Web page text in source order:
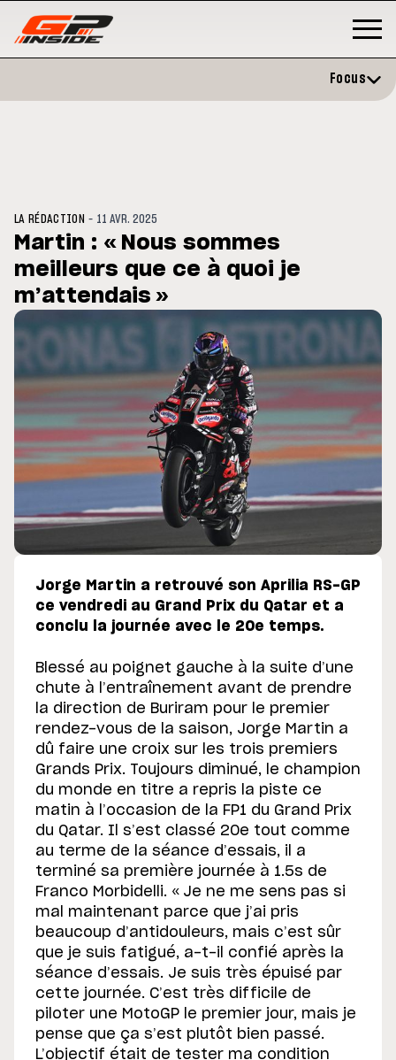
: Horaires et
du GP de Grande-
MOTO GP
Focus
LA RÉDACTION - 11 AVR. 2025
Martin : « Nous sommes
meilleurs que ce à quoi je
m’attendais »
Jorge Martin a retrouvé son Aprilia RS-GP
ce vendredi au Grand Prix du Qatar et a
conclu la journée avec le 20e temps.
Blessé au poignet gauche à la suite d’une
chute à l’entraînement avant de prendre
la direction de Buriram pour le premier
rendez-vous de la saison, Jorge Martin a
dû faire une croix sur les trois premiers
Grands Prix. Toujours diminué, le champion
du monde en titre a repris la piste ce
matin à l’occasion de la FP1 du Grand Prix
du Qatar. Il s’est classé 20e tout comme
au terme de la séance d’essais, il a
terminé sa première journée à 1.5s de
Franco Morbidelli. « Je ne me sens pas si
mal maintenant parce que j’ai pris
beaucoup d’antidouleurs, mais c’est sûr
que je suis fatigué, a-t-il confié après la
séance d’essais. Je suis très épuisé par
cette journée. C’est très difficile de
piloter une MotoGP le premier jour, mais je
pense que ça s’est plutôt bien passé.
L’objectif était de tester ma condition